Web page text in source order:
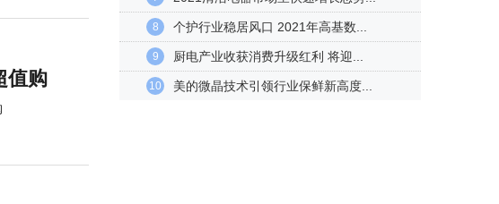
值购
8 个护行业稳居风口 2021年高基数...
9 厨电产业收获消费升级红利 将迎...
10 美的微晶技术引领行业保鲜新高度...